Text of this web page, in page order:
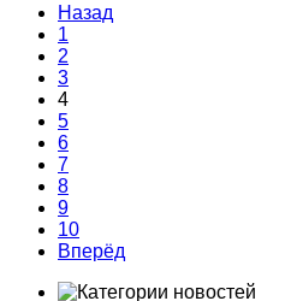
Назад
1
2
3
4
5
6
7
8
9
10
Вперёд